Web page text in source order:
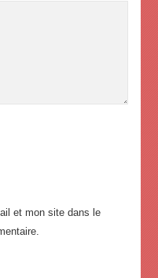
et mon site dans le